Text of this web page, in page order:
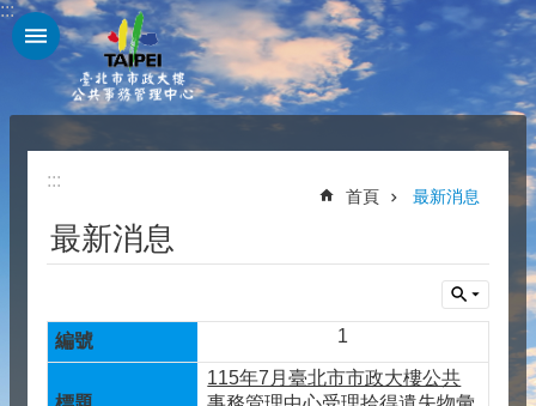
跳到主要內容區塊
:::
:::
首頁 最新消息
最新消息
1
115年7月臺北市市政大樓公共